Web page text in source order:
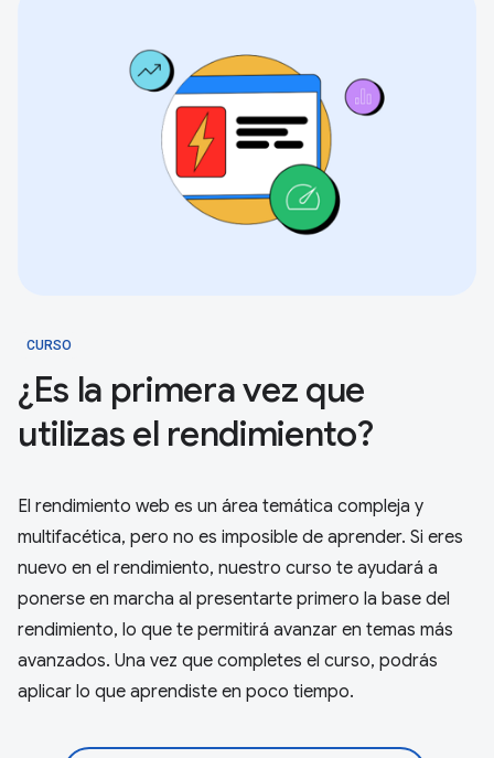
CURSO
¿Es la primera vez que
utilizas el rendimiento?
El rendimiento web es un área temática compleja y
multifacética, pero no es imposible de aprender. Si eres
nuevo en el rendimiento, nuestro curso te ayudará a
ponerse en marcha al presentarte primero la base del
rendimiento, lo que te permitirá avanzar en temas más
avanzados. Una vez que completes el curso, podrás
aplicar lo que aprendiste en poco tiempo.